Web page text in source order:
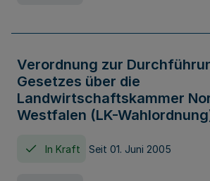
Verordnung zur
Gesetzes über die
Landwirtschaftskammer
Westfalen (LK-
In Kraft Seit 01. Juni 2005